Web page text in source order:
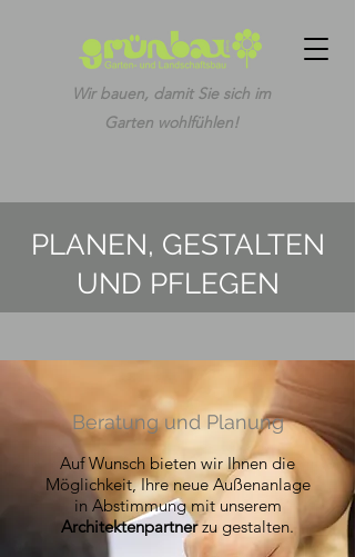
Wir bauen, damit Sie sich im
Garten wohlfühlen!
PLANEN, GESTALTEN
UND PFLEGEN
Beratung und Planung
Auf Wunsch bieten wir Ihnen die
Möglichkeit, Ihre neue Außenanlage
in Abstimmung mit unserem
Architektenpartnerzu gestalten.